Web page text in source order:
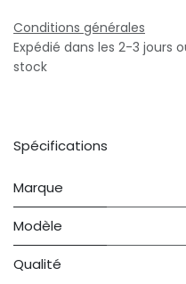
Conditions générales
Expédié dans les 2-3 jours
stock
Spécifications
Marque
Modèle
Qualité